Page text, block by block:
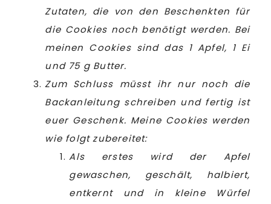
Zutaten, die von den Beschenkten für
die Cookies noch benötigt werden. Bei
meinen Cookies sind das 1 Apfel, 1 Ei
und 75 g Butter.
Zum Schluss müsst ihr nur noch die
Backanleitung schreiben und fertig ist
euer Geschenk. Meine Cookies werden
wie folgt zubereitet:
Als erstes wird der Apfel
gewaschen, geschält, halbiert,
entkernt und in kleine Würfel